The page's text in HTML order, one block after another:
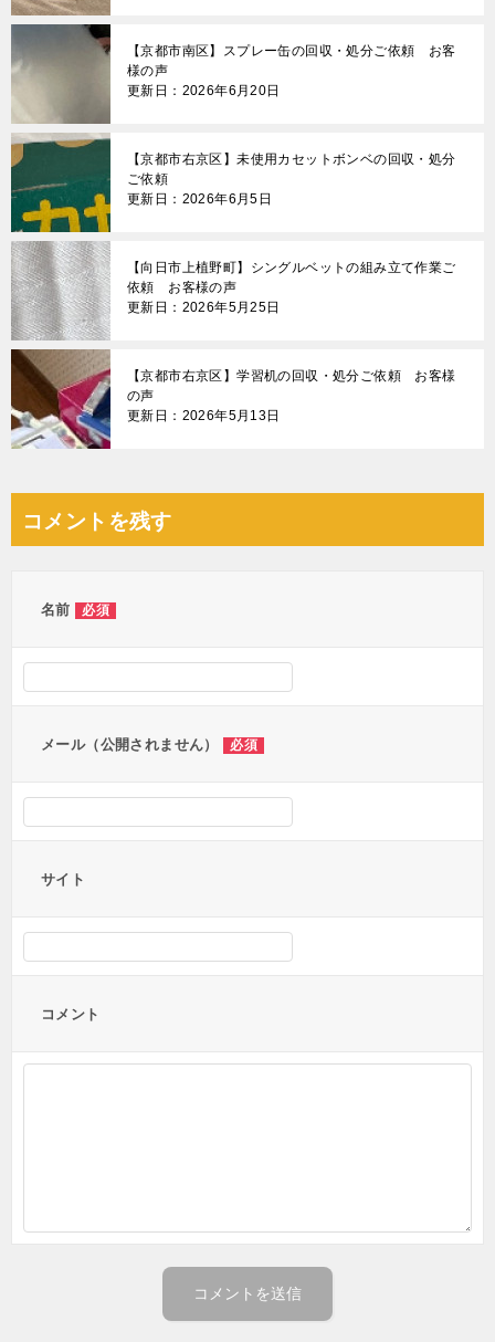
【京都市南区】スプレー缶の回収・処分ご依頼 お客
様の声
更新日：2026年6月20日
【京都市右京区】未使用カセットボンベの回収・処分
ご依頼
更新日：2026年6月5日
【向日市上植野町】シングルベットの組み立て作業ご
依頼 お客様の声
更新日：2026年5月25日
【京都市右京区】学習机の回収・処分ご依頼 お客様
の声
更新日：2026年5月13日
コメントを残す
名前 必須
メール（公開されません） 必須
サイト
コメント